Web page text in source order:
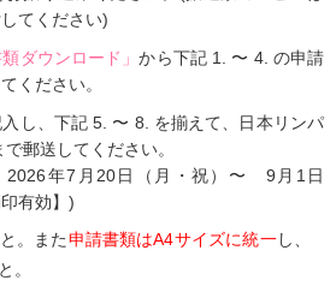
てください)
類ダウンロード」から下記 1. 〜 4. の申請
ください。
し、下記 5. 〜 8. を揃えて、日本リンパ
郵送してください。
2026年7月20日（月・祝）〜 9月1日
有効】)
。また申請書類はA4サイズに統一し、
。